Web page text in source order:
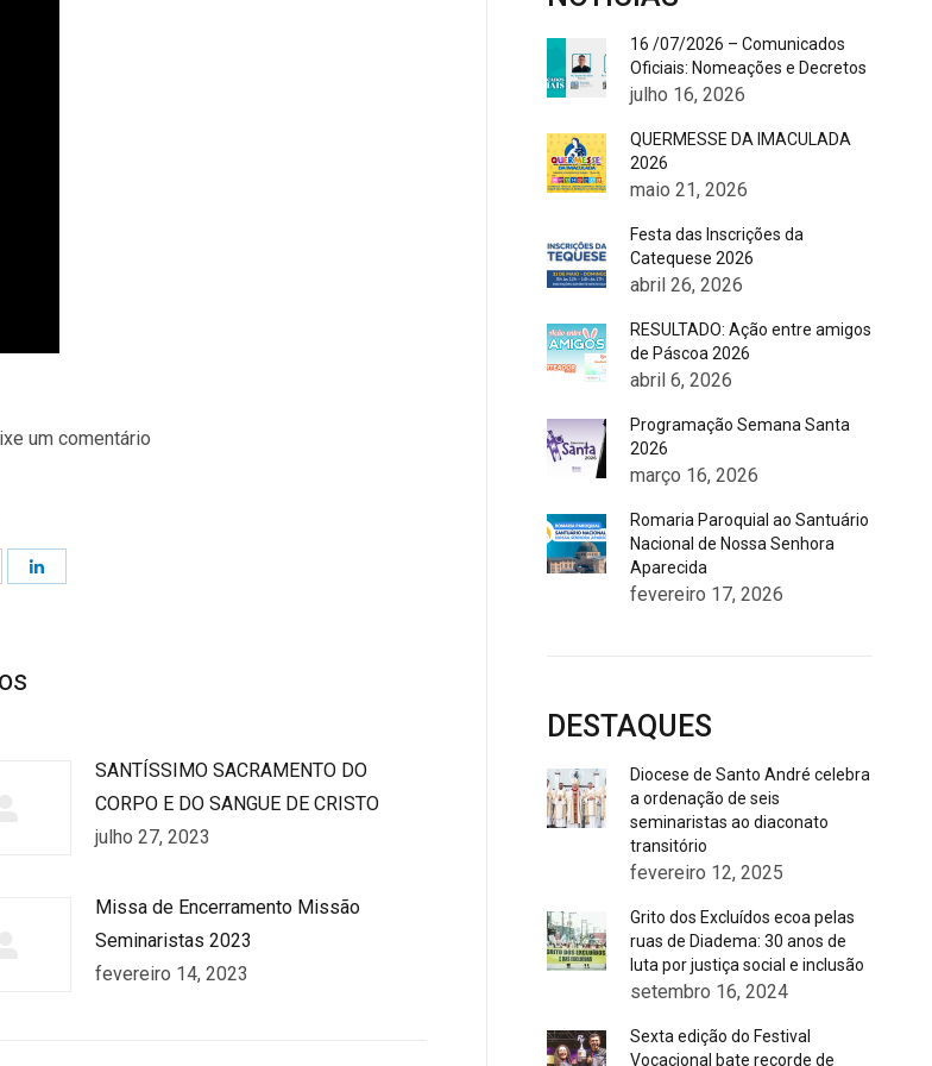
um comentário
SANTÍSSIMO SACRAMENTO DO
CORPO E DO SANGUE DE CRISTO
julho 27, 2023
Missa de Encerramento Missão
Seminaristas 2023
fevereiro 14, 2023
16 /07/2026 – Comunicados
Oficiais: Nomeações e Decretos
julho 16, 2026
QUERMESSE DA IMACULADA
2026
maio 21, 2026
Festa das Inscrições da
Catequese 2026
abril 26, 2026
RESULTADO: Ação entre amigos
de Páscoa 2026
abril 6, 2026
Programação Semana Santa
2026
março 16, 2026
Romaria Paroquial ao Santuário
Nacional de Nossa Senhora
Aparecida
fevereiro 17, 2026
DESTAQUES
Diocese de Santo André celebra
a ordenação de seis
seminaristas ao diaconato
transitório
fevereiro 12, 2025
Grito dos Excluídos ecoa pelas
ruas de Diadema: 30 anos de
luta por justiça social e inclusão
setembro 16, 2024
Sexta edição do Festival
Vocacional bate recorde de